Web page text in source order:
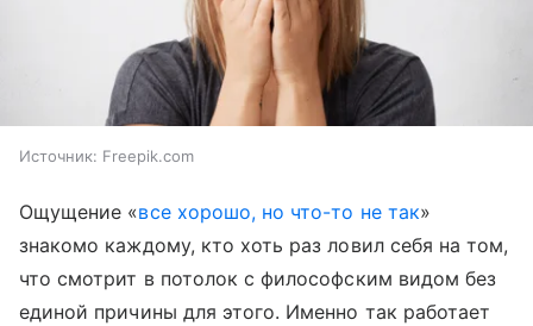
Источник: Freepik.com
Ощущение «все хорошо, но что-то не так»
знакомо каждому, кто хоть раз ловил себя на том,
что смотрит в потолок с философским видом без
единой причины для этого. Именно так работает